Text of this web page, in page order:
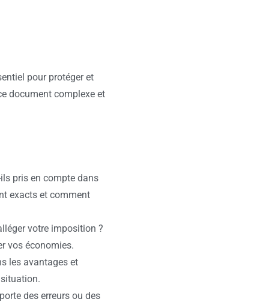
pour protéger et
document complexe et
pris en compte dans
exacts et comment
votre imposition ?
vos économies.
les avantages et
des erreurs ou des